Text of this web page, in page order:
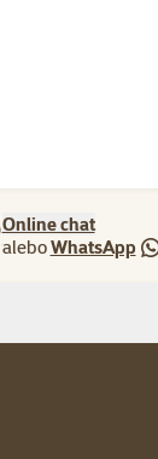
Online chat
aleboWhatsApp